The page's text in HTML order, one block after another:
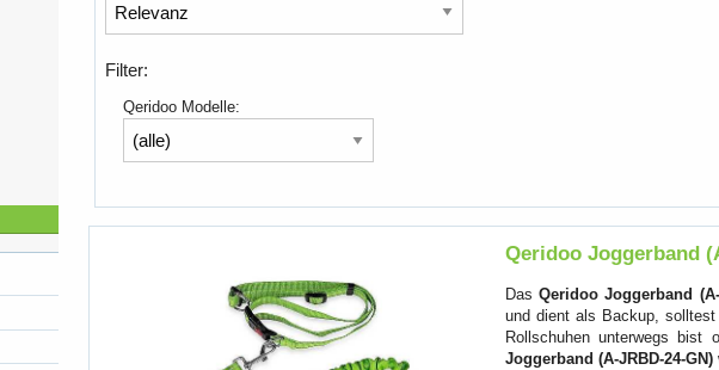
Filter:
Qeridoo Modelle:
Qeridoo Joggerband
DasQeridoo Joggerband (A-
und dient als Backup,
Rollschuhen unterwegs bist
Joggerband (A-JRBD-24-GN)